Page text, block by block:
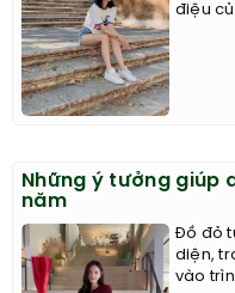
điệu
Những ý tưởng giúp
năm
Đồ đỏ
diện,
vào